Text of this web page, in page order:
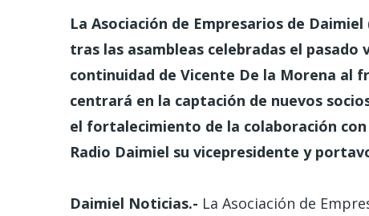
La Asociación de Empresarios de
tras las asambleas celebradas el pasado
continuidad de Vicente De la Morena al
centrará en la captación de nuevos
el fortalecimiento de la colaboración
Radio Daimiel su vicepresidente y
Daimiel Noticias.- La Asociación de